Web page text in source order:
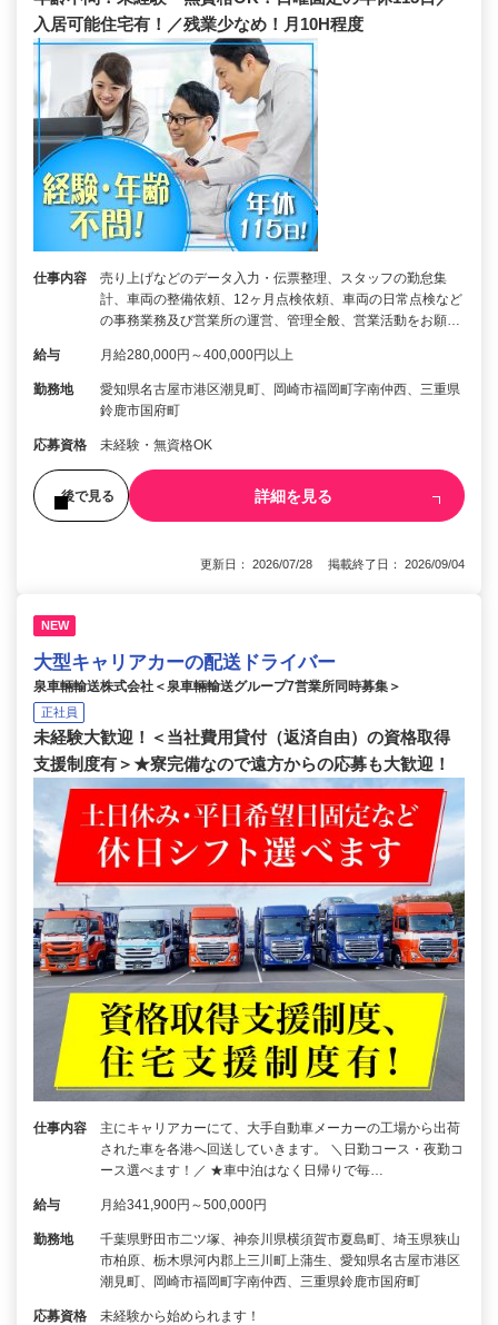
入居可能住宅有！／残業少なめ！月10H程度
仕事内容
売り上げなどのデータ入力・伝票整理、スタッフの勤怠集
計、車両の整備依頼、12ヶ月点検依頼、車両の日常点検など
の事務業務及び営業所の運営、管理全般、営業活動をお願…
給与 月給280,000円～400,000円以上
勤務地
愛知県名古屋市港区潮見町、岡崎市福岡町字南仲西、三重県
鈴鹿市国府町
応募資格 未経験・無資格OK
後で見る 詳細を見る
更新日： 2026/07/28 掲載終了日： 2026/09/04
NEW
大型キャリアカーの配送ドライバー
泉車輛輸送株式会社＜泉車輛輸送グループ7営業所同時募集＞
正社員
未経験大歓迎！＜当社費用貸付（返済自由）の資格取得
支援制度有＞★寮完備なので遠方からの応募も大歓迎！
仕事内容
主にキャリアカーにて、大手自動車メーカーの工場から出荷
された車を各港へ回送していきます。 ＼日勤コース・夜勤コ
ース選べます！／ ★車中泊はなく日帰りで毎…
給与 月給341,900円～500,000円
勤務地
千葉県野田市二ツ塚、神奈川県横須賀市夏島町、埼玉県狭山
市柏原、栃木県河内郡上三川町上蒲生、愛知県名古屋市港区
潮見町、岡崎市福岡町字南仲西、三重県鈴鹿市国府町
応募資格 未経験から始められます！